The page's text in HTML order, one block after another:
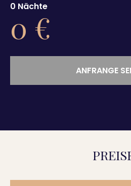
0 Nächte
0 €
ANFRANGE